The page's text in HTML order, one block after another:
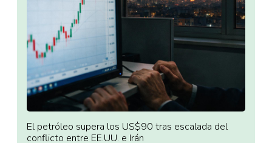
El petróleo supera los US$90 tras escalada del
conflicto entre EE.UU. e Irán